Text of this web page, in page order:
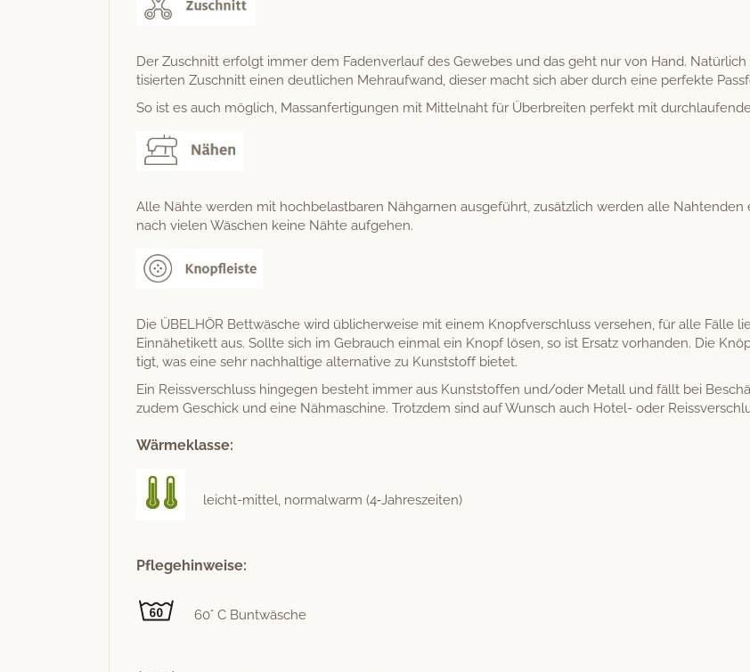
Der Zuschnitt erfol­gt immer dem Faden­ver­lauf des Gewebes und das geht nur von Hand.
tisierten Zuschnitt einen deut­lichen Mehraufwand, dieser macht sich aber durch eine per­fek­te
So ist es auch möglich, Mas­san­fer­ti­gun­gen mit Mit­tel­naht für Über­bre­it­en per­fekt mit
Alle Nähte wer­den mit hochbe­last­baren Näh­gar­nen aus­ge­führt, zusät­zlich wer­den alle Nah­t­en­den
nach vie­len Wäschen keine Nähte aufgehen.
Die ÜBELHÖR Bet­twäsche wird üblicher­weise mit einem Knopfver­schluss verse­hen, für alle Fälle
Ein­nähetikett aus. Sollte sich im Gebrauch ein­mal ein Knopf lösen, so ist Ersatz vorhan­den. Die
tigt, was eine sehr nach­haltige alter­na­tive zu Kun­st­stoff bietet.
Ein Reissver­schluss hinge­gen beste­ht immer aus Kun­st­stof­fen und/oder Met­all und fällt bei
zudem Geschick und eine Näh­mas­chine. Trotz­dem sind auf Wun­sch auch Hotel- oder
Wärmeklasse:
leicht-mit­tel, nor­mal­warm (4‑Jahreszeiten)
Pflegehinweise:
60° C Buntwäsche